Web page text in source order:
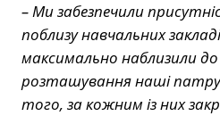
– Ми забезпечили
поблизу навчальних
максимально наблизили до
розташування наші
того, за кожним із них